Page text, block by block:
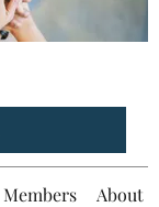
Members About